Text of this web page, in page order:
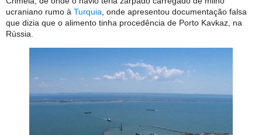
ucraniano rumo à Turquia , onde apresentou documentação falsa
que dizia que o alimento tinha procedência de Porto Kavkaz, na
Rússia.